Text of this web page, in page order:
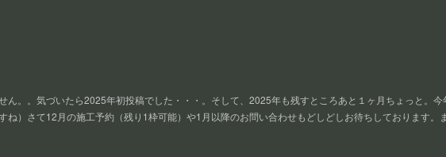
ん。。気づいたら2025年初投稿でした・・・。そして、2025年も残すところあと１ヶ月ちょっと。今
ね）さて12月の施工予約（残り1枠可能）や1月以降のお問い合わせもどしどしお待ちしております。